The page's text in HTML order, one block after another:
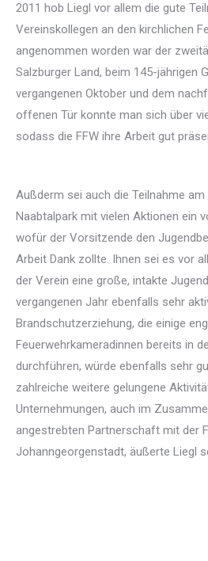
2011 hob Liegl vor allem die gute
Vereinskollegen an den kirchlichen
angenommen worden war der
Salzburger Land, beim 145-jährigen
vergangenen Oktober und dem
offenen Tür konnte man sich über
sodass die FFW ihre Arbeit gut
Außderm sei auch die Teilnahme
Naabtalpark mit vielen Aktionen ein
wofür der Vorsitzende den
Arbeit Dank zollte. Ihnen sei es vor
der Verein eine große, intakte
vergangenen Jahr ebenfalls sehr
Brandschutzerziehung, die einige
Feuerwehrkameradinnen bereits in
durchführen, würde ebenfalls sehr
zahlreiche weitere gelungene
Unternehmungen, auch im
angestrebten Partnerschaft mit der
Johanngeorgenstadt, äußerte Liegl